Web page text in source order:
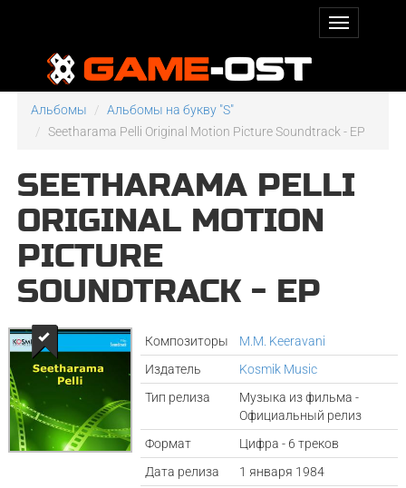
Альбомы
Альбомы на букву "S"
Seetharama Pelli Original Motion Picture Soundtrack - EP
SEETHARAMA PELLI
ORIGINAL MOTION
PICTURE
SOUNDTRACK - EP
Композиторы
M.M. Keeravani
Издатель
Kosmik Music
Тип релиза
Музыка из фильма -
Официальный релиз
Формат
Цифра - 6 треков
Дата релиза
1 января 1984